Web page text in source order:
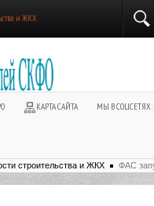
и ЖКХ
КАРТА САЙТА МЫ В СОЦСЕТЯХ:
строительства и ЖКХ ФАС